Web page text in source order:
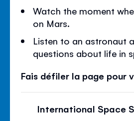
Watch the moment
on Mars.
Listen to an astronaut
questions about life in
Fais défiler la page pour
International Space